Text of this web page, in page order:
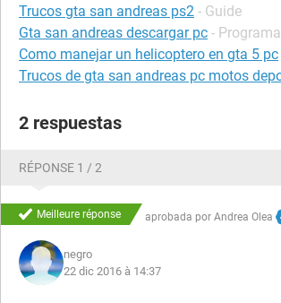
Trucos gta san andreas ps2 - Guide
Gta san andreas descargar pc -
Como manejar un helicoptero en gta 5 pc
Trucos de gta san andreas pc motos
2 respuestas
RÉPONSE 1 / 2
Meilleure réponse aprobada por Andrea Olea
negro
22 dic 2016 à 14:37